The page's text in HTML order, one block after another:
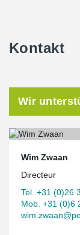
Kontakt
Wir
Wim Zwaan
Directeur
Tel. +31 (0)26
Mob. +31 (0)6